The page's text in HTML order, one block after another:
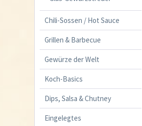
Chili-Sossen / Hot Sauce
Grillen & Barbecue
Gewürze der Welt
Koch-Basics
Dips, Salsa & Chutney
Eingelegtes